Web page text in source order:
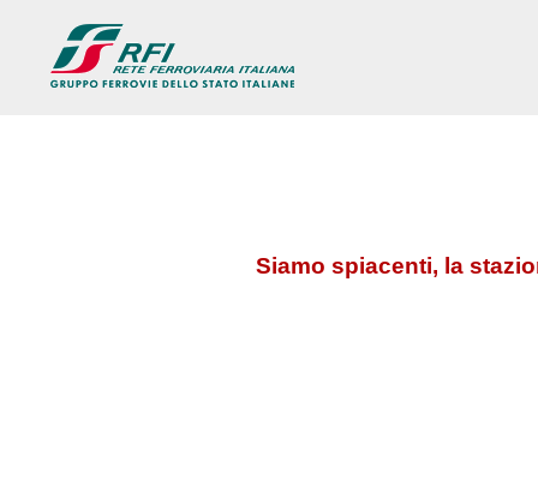
Siamo spiacenti, la